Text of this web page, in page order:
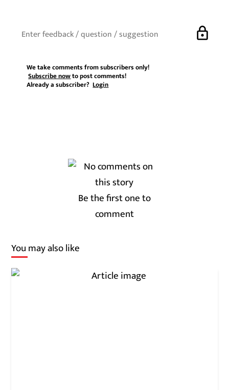
lock
We take comments from subscribers only!
Subscribe nowto post comments!
Already a subscriber?Login
Be the first one to
comment
You may also like